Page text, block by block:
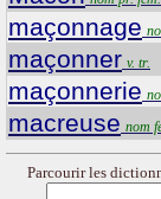
maçonnage
maçonner v. tr.
maçonnerie
macreuse nom
Parcourir les